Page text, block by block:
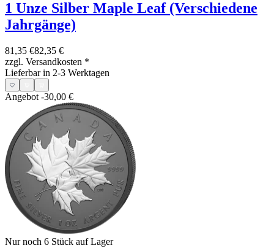
1 Unze Silber Maple Leaf (Verschiedene
Jahrgänge)
81,35 €82,35 €
zzgl. Versandkosten *
Lieferbar in 2-3 Werktagen
Angebot -30,00 €
Nur noch 6 Stück auf Lager